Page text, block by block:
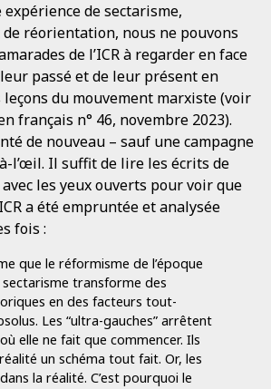
de sectarisme,
de réorientation, nous ne pouvons
de l’ICR à regarder en face
passé et de leur présent en
leçons du mouvement marxiste (voir
français n° 46, novembre 2023).
de nouveau – sauf une campagne
l’œil. Il suffit de lire les écrits de
les yeux ouverts pour voir que
a été empruntée et analysée
fois :
que le réformisme de l’époque
transforme des
en des facteurs tout-
Les “ultra-gauches” arrêtent
elle ne fait que commencer. Ils
un schéma tout fait. Or, les
la réalité. C’est pourquoi le